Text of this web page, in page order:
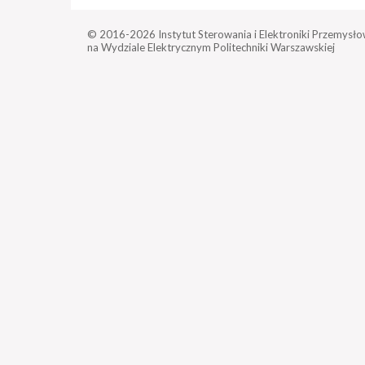
© 2016-2026 Instytut Sterowania i Elektroniki
na Wydziale Elektrycznym Politechniki Warszawskiej